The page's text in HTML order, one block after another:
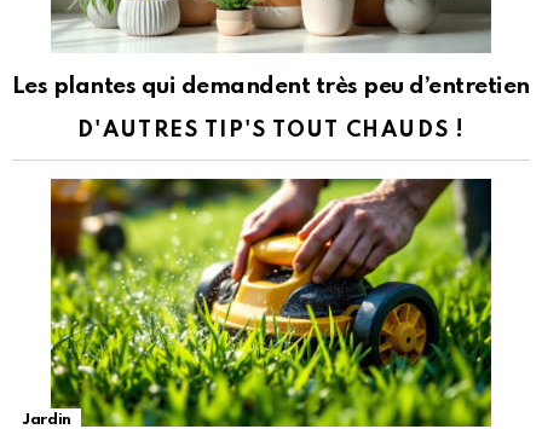
Les plantes qui demandent très peu d’entretien
D'AUTRES TIP'S TOUT CHAUDS !
Jardin